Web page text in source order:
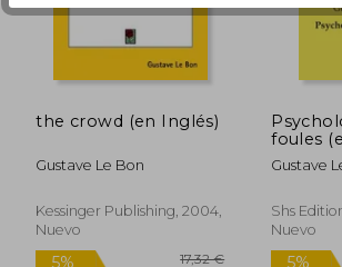
the crowd (en Inglés)
Gustave Le Bon
Kessinger Publishing, 2004,
Nuevo
foules
Gustave
Shs
Nuevo